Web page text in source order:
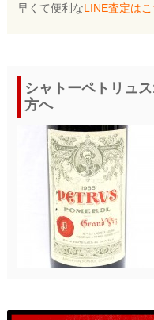
早くて便利なLINE査定はこ
シャトーペトリュ
方へ